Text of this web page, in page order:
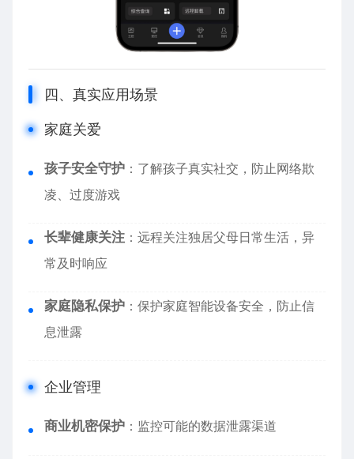
四、真实应用场景
家庭关爱
孩子安全守护 ：了解孩子真实社交，防止网络欺
凌、过度游戏
长辈健康关注 ：远程关注独居父母日常生活，异
常及时响应
家庭隐私保护 ：保护家庭智能设备安全，防止信
息泄露
企业管理
商业机密保护 ：监控可能的数据泄露渠道